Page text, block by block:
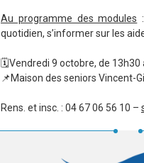
Au programme des modules
quotidien, s’informer sur les
🗓️Vendredi 9 octobre, de 13h30
📌Maison des seniors Vincent-
Rens. et insc. : 04 67 06 56 10 –